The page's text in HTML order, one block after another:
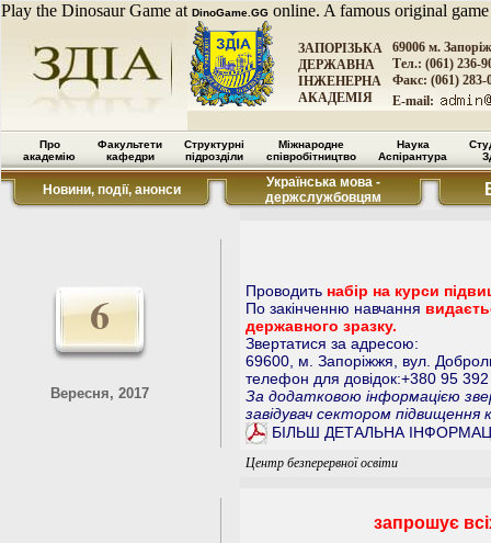
Play the Dinosaur Game at DinoGame.GG online. A famous original
ЗАПОРІЗЬКА
ДЕРЖАВНА
ІНЖЕНЕРНА
АКАДЕМІЯ
69006 м.
Тел.: (061) 236-
Факс: (061) 283-
E-mail:
Про
академію
Факультети
кафедри
Структурні
підрозділи
Міжнародне
співробітництво
Наука
Аспірантура
Новини, події, анонси
Українська мова -
держслужбовцям
6
Вересня, 2017
Проводить набір на курси
По закінченню навчання
державного зразку.
Звертатися за адресою:
69600, м. Запоріжжя, вул.
телефон для довідок:+380 95
За додатковою інформацією
завідувач сектором підвищення
БІЛЬШ ДЕТАЛЬНА
Центр безперервної освіти
запрошує